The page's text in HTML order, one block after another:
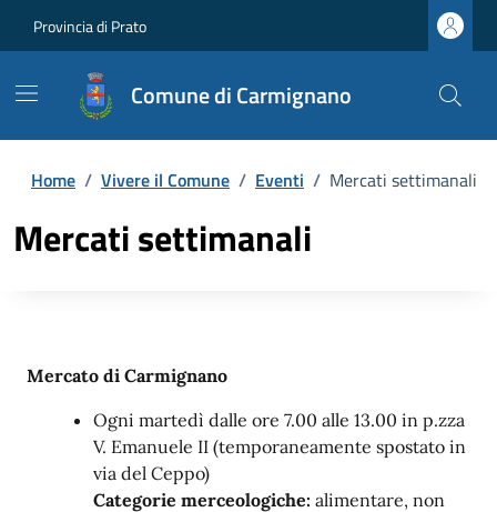
Provincia di Prato
Comune di Carmignano
Home / Vivere il Comune / Eventi / Mercati settimanali
Mercati settimanali
Mercato di Carmignano
Ogni martedì dalle ore 7.00 alle 13.00 in p.zza
V. Emanuele II (temporaneamente spostato in
via del Ceppo)
Categorie merceologiche: alimentare, non